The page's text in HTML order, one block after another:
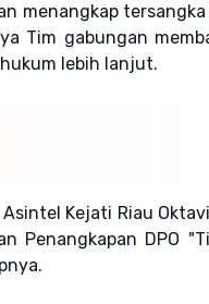
menangkap tersangka
Tim gabungan
lebih lanjut.
Kejati Riau
Penangkapan DPO